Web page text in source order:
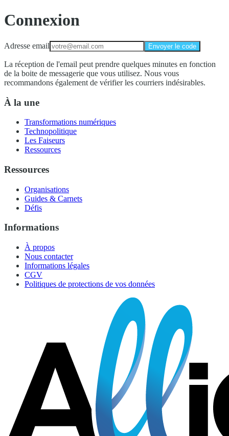
Connexion
Adresse email Envoyer le code
La réception de l'email peut prendre quelques minutes en fonction
de la boite de messagerie que vous utilisez. Nous vous
recommandons également de vérifier les courriers indésirables.
À la une
Transformations numériques
Technopolitique
Les Faiseurs
Ressources
Ressources
Organisations
Guides & Carnets
Défis
Informations
À propos
Nous contacter
Informations légales
CGV
Politiques de protections de vos données